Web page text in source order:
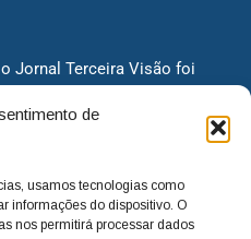
de
usamos tecnologias como
informações do dispositivo. O
nos permitirá processar dados
Jornal Terceira Visão foi
época só existiam
o jornal continua
notícias. Nunca
do cidadão, sempre